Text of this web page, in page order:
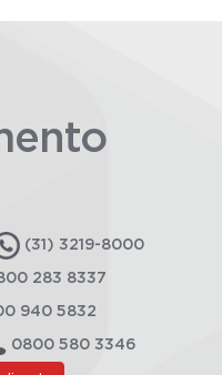
(31) 3219-8000
283 8337
940 5832
0800 580 3346